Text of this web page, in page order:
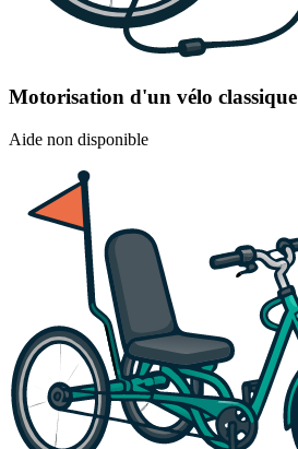
Motorisation d'un vélo classique
Aide non disponible